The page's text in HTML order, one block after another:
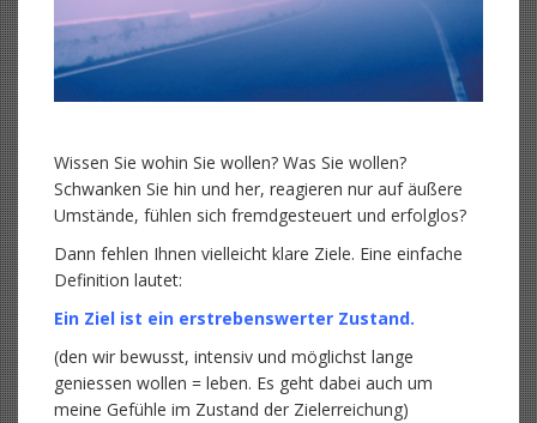
Wissen Sie wohin Sie wollen? Was Sie wollen?
Schwanken Sie hin und her, reagieren nur auf äußere
Umstände, fühlen sich fremdgesteuert und erfolglos?
Dann fehlen Ihnen vielleicht klare Ziele. Eine einfache
Definition lautet:
Ein Ziel ist ein erstrebenswerter Zustand.
(den wir bewusst, intensiv und möglichst lange
geniessen wollen = leben. Es geht dabei auch um
meine Gefühle im Zustand der Zielerreichung)